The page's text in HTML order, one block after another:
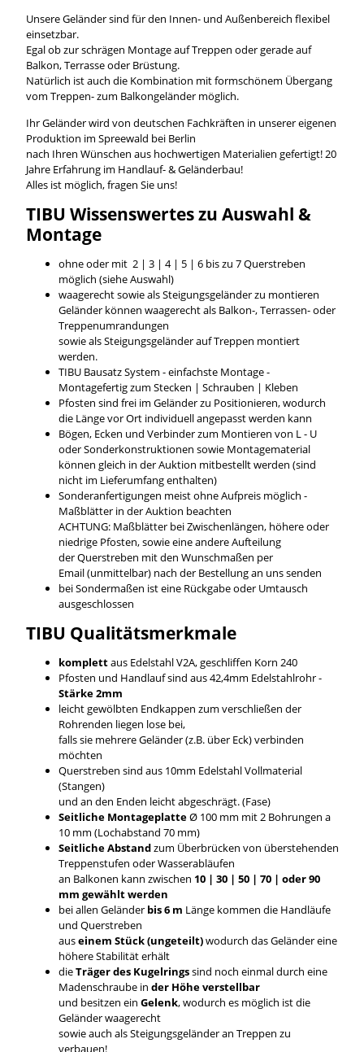
Unsere Geländer sind für den Innen- und Außenbereich flexibel
einsetzbar.
Egal ob zur schrägen Montage auf Treppen oder gerade auf
Balkon, Terrasse oder Brüstung.
Natürlich ist auch die Kombination mit formschönem Übergang
vom Treppen- zum Balkongeländer möglich.
Ihr Geländer wird von deutschen Fachkräften in unserer eigenen
Produktion im Spreewald bei Berlin
nach Ihren Wünschen aus hochwertigen Materialien gefertigt! 20
Jahre Erfahrung im Handlauf- & Geländerbau!
Alles ist möglich, fragen Sie uns!
TIBU Wissenswerteszu Auswahl &
Montage
ohne oder mit 2 | 3 | 4 | 5 | 6 bis zu 7 Querstreben
möglich (siehe Auswahl)
waagerecht sowie als Steigungsgeländer zu montieren
Geländer können waagerecht als Balkon-, Terrassen- oder
Treppenumrandungen
sowie als Steigungsgeländer auf Treppen montiert
werden.
TIBU Bausatz System - einfachste Montage -
Montagefertig zum Stecken | Schrauben | Kleben
Pfosten sind frei im Geländer zu Positionieren, wodurch
die Länge vor Ort individuell angepasst werden kann
Bögen, Ecken und Verbinder zum Montieren von L - U
oder Sonderkonstruktionen sowie Montagematerial
können gleich in der Auktion mitbestellt werden (sind
nicht im Lieferumfang enthalten)
Sonderanfertigungen meist ohne Aufpreis möglich -
Maßblätter in der Auktion beachten
ACHTUNG: Maßblätter bei Zwischenlängen, höhere oder
niedrige Pfosten, sowie eine andere Aufteilung
der Querstreben mit den Wunschmaßen per
Email (unmittelbar) nach der Bestellung an uns senden
bei Sondermaßen ist eine Rückgabe oder Umtausch
ausgeschlossen
TIBU Qualitätsmerkmale
komplettaus Edelstahl V2A, geschliffen Korn 240
Pfosten und Handlauf sind aus 42,4mm Edelstahlrohr -
Stärke 2mm
leicht gewölbten Endkappen zum verschließen der
Rohrenden liegen lose bei,
falls sie mehrere Geländer (z.B. über Eck) verbinden
möchten
Querstreben sind aus 10mm Edelstahl Vollmaterial
(Stangen)
und an den Enden leicht abgeschrägt. (Fase)
Seitliche MontageplatteØ 100 mm mit 2 Bohrungen a
10 mm (Lochabstand 70 mm)
Seitliche Abstandzum Überbrücken von überstehenden
Treppenstufen oder Wasserabläufen
an Balkonen kann zwischen 10 | 30 | 50 | 70 | oder 90
mm gewählt werden
bei allen Geländer bis 6 m Länge kommen die Handläufe
und Querstreben
auseinem Stück (ungeteilt)wodurch das Geländer eine
höhere Stabilität erhält
dieTräger des Kugelringssind noch einmal durch eine
Madenschraube in der Höhe verstellbar
und besitzen ein Gelenk, wodurch es möglich ist die
Geländer waagerecht
sowie auch als Steigungsgeländer an Treppen zu
verbauen!